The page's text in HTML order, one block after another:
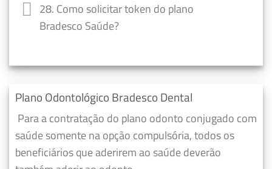
28. Como solicitar token do plano
Bradesco Saúde?
Plano Odontológico Bradesco Dental
Para a contratação do plano odonto conjugado com
saúde somente na opção compulsória, todos os
beneficiários que aderirem ao saúde deverão